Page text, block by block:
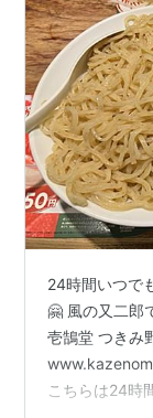
24時間いつで
🤗 風の又二郎
壱鵠堂 つきみ
こちらは24時